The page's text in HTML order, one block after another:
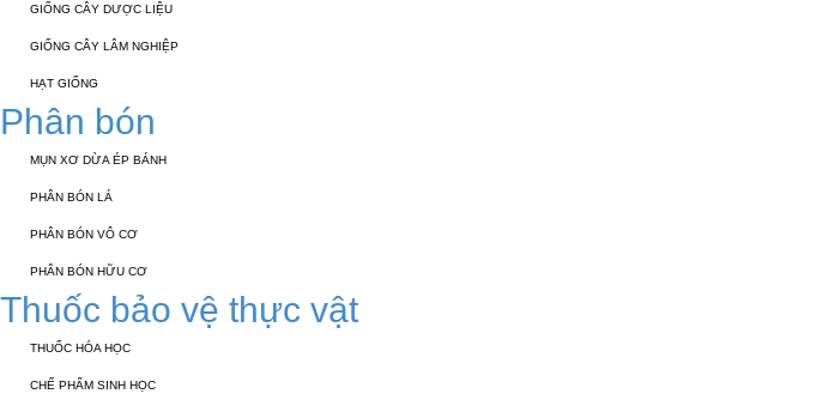
GIỐNG CÂY DƯỢC LIỆU
GIỐNG CÂY LÂM NGHIỆP
HẠT GIỐNG
Phân bón
MỤN XƠ DỪA ÉP BÁNH
PHÂN BÓN LÁ
PHÂN BÓN VÔ CƠ
PHÂN BÓN HỮU CƠ
Thuốc bảo vệ thực vật
THUỐC HÓA HỌC
CHẾ PHẨM SINH HỌC